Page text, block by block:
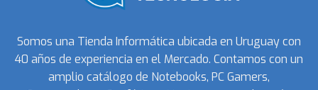
Somos una Tienda Informática ubicada en Uruguay con
40 años de experiencia en el Mercado. Contamos con un
amplio catálogo de Notebooks, PC Gamers,